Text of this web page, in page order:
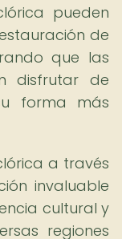
pueden
de
que las
disfrutar de
forma más
a través
invaluable
cultural y
regiones